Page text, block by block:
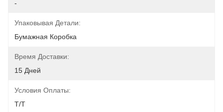
-
Упаковывая Детали:
Бумажная Коробка
Время Доставки:
15 Дней
Условия Оплаты:
T/T